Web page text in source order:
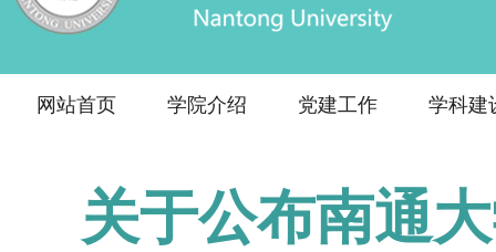
网站首页 学院介绍 党建工作 学科建
关于公布南通